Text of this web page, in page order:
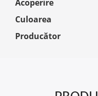
Acoperire
Culoarea
Producător